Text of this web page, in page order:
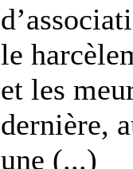
le
et les
dernière,
une (...)